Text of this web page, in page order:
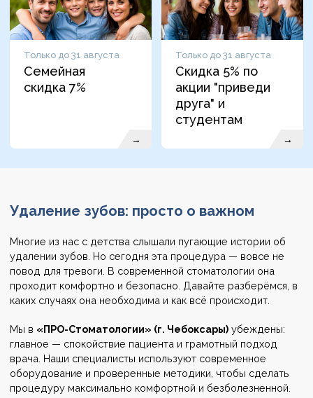
Только до 31 августа
Семейная
скидка 7%
→
Только до 31 августа
Скидка 5% по
акции "приведи
друга" и
студентам
→
Удаление зубов: просто о важном
Многие из нас с детства слышали пугающие истории об
удалении зубов. Но сегодня эта процедура — вовсе не
повод для тревоги. В современной стоматологии она
проходит комфортно и безопасно. Давайте разберёмся, в
каких случаях она необходима и как всё происходит.
Мы в «ПРО-Стоматологии» (г. Чебоксары) убеждены:
главное — спокойствие пациента и грамотный подход
врача. Наши специалисты используют современное
оборудование и проверенные методики, чтобы сделать
процедуру максимально комфортной и безболезненной.